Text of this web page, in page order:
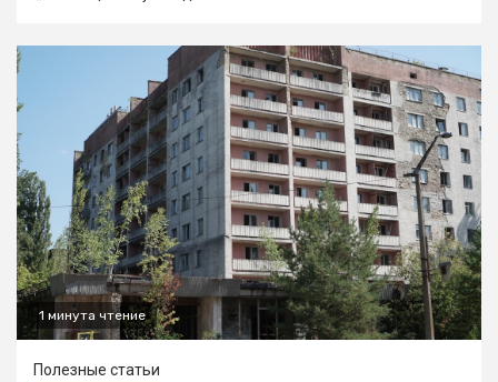
1 минута чтение
Полезные статьи